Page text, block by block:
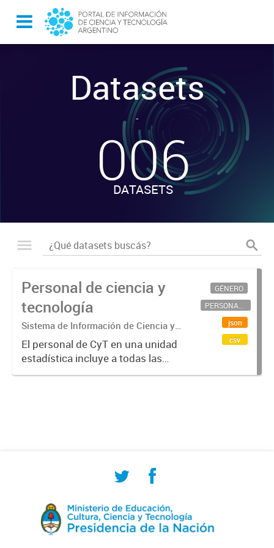
Datasets
-
006
DATASETS
Personal de ciencia y
tecnología
Sistema de Información de Ciencia y
Tecnología Argentino (SICYTAR)
El personal de CyT en una unidad
estadística incluye a todas las
personas involucradas
GÉNERO
PERSONAL CIENTÍFICO-TECNOLÓGICO
json
csv